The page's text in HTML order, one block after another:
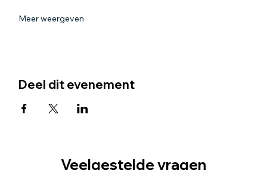
Veelgestelde vragen
Meer weergeven
Deel dit evenement